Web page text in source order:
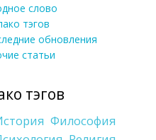
слово
тэгов
обновления
статьи
тэгов
Философия